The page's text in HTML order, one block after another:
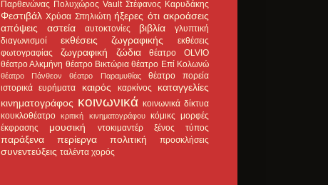
Παρθενώνας Πολυχώρος Vault Στέφανος Καρυδάκης
Φεστιβάλ Χρύσα Σπηλιώτη ήξερες ότι ακροάσεις
απόψεις
αστεία αυτοκτονίες βιβλία
γλυπτική
διαγωνισμοί
εκθέσεις ζωγραφικής
εκθέσεις
φωτογραφίας
ζωγραφική ζώδια
θέατρο OLVIO
θέατρο Αλκμήνη θέατρο Βικτώρια θέατρο Επί Κολωνώ
θέατρο Πάνθεον θέατρο Παραμυθίας
θέατρο πορεία
ιστορικά ευρήματα
καιρός καρκίνος
καταγγελίες
κινηματογράφος κοινωνικά κοινωνικά δίκτυα
κουκλοθέατρο
κριτική κινηματογράφου κόμικς μορφές
έκφρασης
μουσική ντοκιμαντέρ ξένος τύπος
παράξενα περίεργα πολιτική προσκλήσεις
συνεντεύξεις ταλέντα χορός